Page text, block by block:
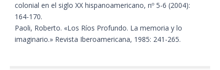
colonial en el siglo XX hispanoamericano, nº 5-6 (2004):
164-170.
Paoli, Roberto. «Los Ríos Profundo. La memoria y lo
imaginario.» Revista Iberoamericana, 1985: 241-265.